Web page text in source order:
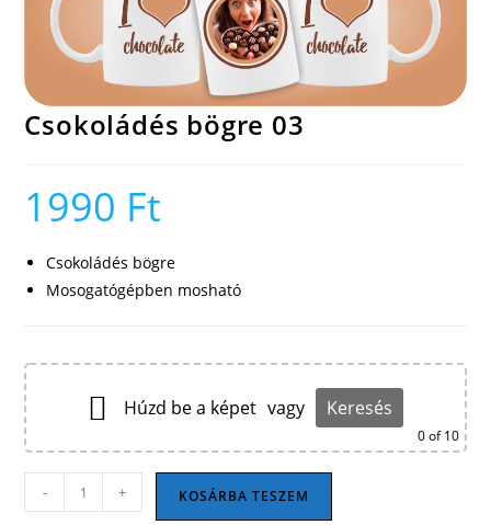
Csokoládés bögre 03
1990 Ft
Csokoládés bögre
Mosogatógépben mosható
Húzd be a képet vagy Keresés
0of 10
Csokoládés
bögre
- + KOSÁRBA TESZEM